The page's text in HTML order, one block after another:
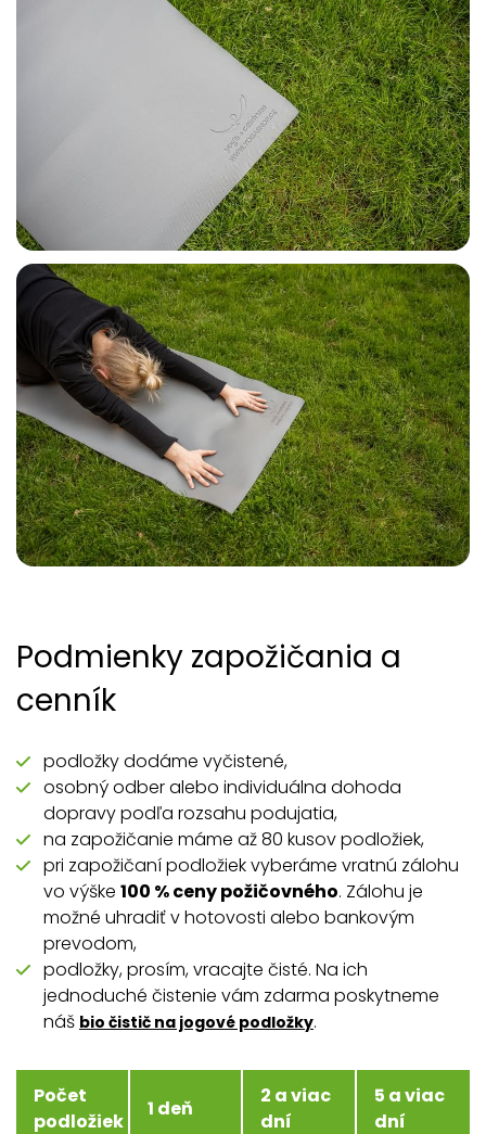
Podmienky zapožičania a
cenník
podložky dodáme vyčistené,
osobný odber alebo individuálna dohoda
dopravy podľa rozsahu podujatia,
na zapožičanie máme až 80 kusov podložiek,
pri zapožičaní podložiek vyberáme vratnú zálohu
vo výške 100 % ceny požičovného. Zálohu je
možné uhradiť v hotovosti alebo bankovým
prevodom,
podložky, prosím, vracajte čisté. Na ich
jednoduché čistenie vám zdarma poskytneme
náš bio čistič na jogové podložky.
Počet
podložiek
1 deň
2 a viac
dní
5 a viac
dní